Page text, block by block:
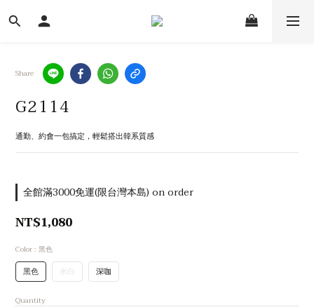
Share
G2114
通勤、約會一包搞定，輕鬆搭出韓系質感
全館滿3000免運(限台灣本島) on order
NT$1,080
Color: 黑色
黑色 米白 深咖
Quantity